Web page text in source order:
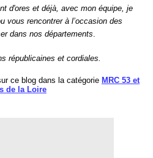
d'ores et déjà, avec mon équipe, je
vous rencontrer à l’occasion des
dans nos départements.
républicaines et cordiales.
ce blog dans la catégorie MRC 53 et
de la Loire